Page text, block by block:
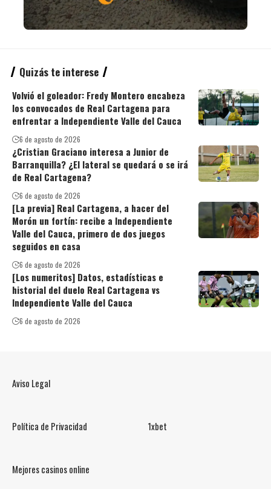
Quizás te interese
Volvió el goleador: Fredy Montero encabeza
los convocados de Real Cartagena para
enfrentar a Independiente Valle del Cauca
6 de agosto de 2026
¿Cristian Graciano interesa a Junior de
Barranquilla? ¿El lateral se quedará o se irá
de Real Cartagena?
6 de agosto de 2026
[La previa] Real Cartagena, a hacer del
Morón un fortín: recibe a Independiente
Valle del Cauca, primero de dos juegos
seguidos en casa
6 de agosto de 2026
[Los numeritos] Datos, estadísticas e
historial del duelo Real Cartagena vs
Independiente Valle del Cauca
6 de agosto de 2026
Aviso Legal
Política de Privacidad 1xbet
Mejores casinos online